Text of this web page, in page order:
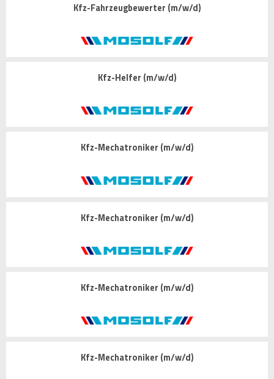
Kfz-Fahrzeugbewerter (m/w/d)
Kfz-Helfer (m/w/d)
Kfz-Mechatroniker (m/w/d)
Kfz-Mechatroniker (m/w/d)
Kfz-Mechatroniker (m/w/d)
Kfz-Mechatroniker (m/w/d)